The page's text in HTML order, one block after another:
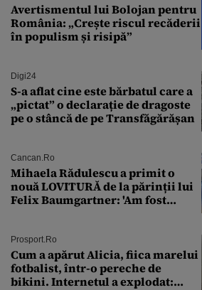
Avertismentul lui Bolojan pentru
România: „Crește riscul recăderii
în populism și risipă”
Digi24
S-a aflat cine este bărbatul care a
„pictat” o declarație de dragoste
pe o stâncă de pe Transfăgărășan
Cancan.ro
Mihaela Rădulescu a primit o
nouă LOVITURĂ de la părinții lui
Felix Baumgartner: 'Am fost
Prosport.ro
Cum a apărut Alicia, fiica marelui
fotbalist, într-o pereche de
bikini. Internetul a explodat: